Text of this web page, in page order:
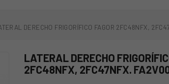
DERECHO FRIGORÍFICO FAGOR 2FC48NFX,
LATERAL DERECHO
2FC48NFX, 2FC47NFX.